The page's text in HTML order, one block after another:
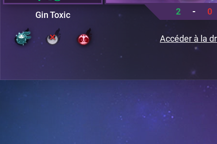
Gin Toxic 2 - 0
Accéder à la